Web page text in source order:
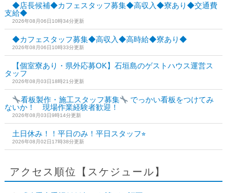
◆店長候補◆カフェスタッフ募集◆高収入◆寮あり◆交通費
支給◆
2026年08月06日10時34分更新
◆カフェスタッフ募集◆高収入◆高時給◆寮あり◆
2026年08月06日10時33分更新
【個室寮あり・県外応募OK】石垣島のゲストハウス運営ス
タッフ
2026年08月03日18時21分更新
看板製作・施工スタッフ募集
でっかい看板をつけてみ
ないか！ 現場作業経験者歓迎！
2026年08月03日9時14分更新
土日休み！！平日のみ！平日スタッフ⭐︎
2026年08月02日17時38分更新
アクセス順位【スケジュール】